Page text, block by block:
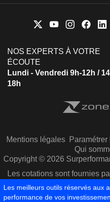
NOS EXPERTS À VOTRE
ÉCOUTE
Lundi - Vendredi 9h-12h /
18h
Mentions légales
Qui
Copyright © 2026
Les cotations sont fournies
Les meilleurs outils réservés aux
performance de vos